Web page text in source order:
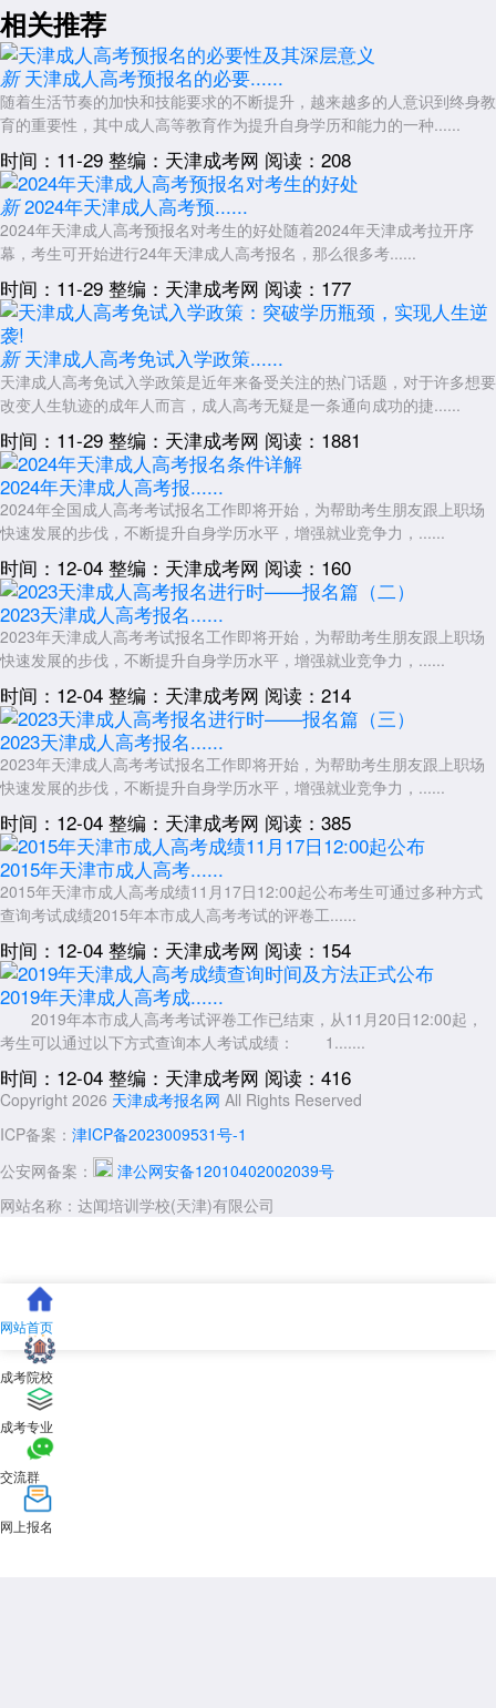
总之，2024年天津成人高考的热门专业预计将围绕经济管理、医
学、教育、信息技术等多个领域展开。考生在选择专业时需要综合考虑自
己的兴趣、职业规划以及市场需求等因素，以确保自己能够选择到最适合
自己的专业方向。同时，也需要密切关注市场动态和政策变化，以便及时
调整自己的选择策略。
展开全文
相关推荐
新 天津成人高考预报名的必要......
随着生活节奏的加快和技能要求的不断提升，越来越多的人意识到终身教
育的重要性，其中成人高等教育作为提升自身学历和能力的一种......
时间：11-29 整编：天津成考网 阅读：208
新 2024年天津成人高考预......
2024年天津成人高考预报名对考生的好处随着2024年天津成考拉开序
幕，考生可开始进行24年天津成人高考报名，那么很多考......
时间：11-29 整编：天津成考网 阅读：177
新 天津成人高考免试入学政策......
天津成人高考免试入学政策是近年来备受关注的热门话题，对于许多想要
改变人生轨迹的成年人而言，成人高考无疑是一条通向成功的捷......
时间：11-29 整编：天津成考网 阅读：1881
2024年天津成人高考报......
2024年全国成人高考考试报名工作即将开始，为帮助考生朋友跟上职场
快速发展的步伐，不断提升自身学历水平，增强就业竞争力，......
时间：12-04 整编：天津成考网 阅读：160
2023天津成人高考报名......
2023年天津成人高考考试报名工作即将开始，为帮助考生朋友跟上职场
快速发展的步伐，不断提升自身学历水平，增强就业竞争力，......
时间：12-04 整编：天津成考网 阅读：214
2023天津成人高考报名......
2023年天津成人高考考试报名工作即将开始，为帮助考生朋友跟上职场
快速发展的步伐，不断提升自身学历水平，增强就业竞争力，......
时间：12-04 整编：天津成考网 阅读：385
2015年天津市成人高考......
2015年天津市成人高考成绩11月17日12:00起公布考生可通过多种方式
查询考试成绩2015年本市成人高考考试的评卷工......
时间：12-04 整编：天津成考网 阅读：154
2019年天津成人高考成......
2019年本市成人高考考试评卷工作已结束，从11月20日12:00起，
考生可以通过以下方式查询本人考试成绩： 1.......
时间：12-04 整编：天津成考网 阅读：416
Copyright 2026 天津成考报名网 All Rights Reserved
ICP备案： 津ICP备2023009531号-1
公安网备案：
津公网安备12010402002039号
网站名称：达闻培训学校(天津)有限公司
网站首页
成考院校
成考专业
交流群
网上报名